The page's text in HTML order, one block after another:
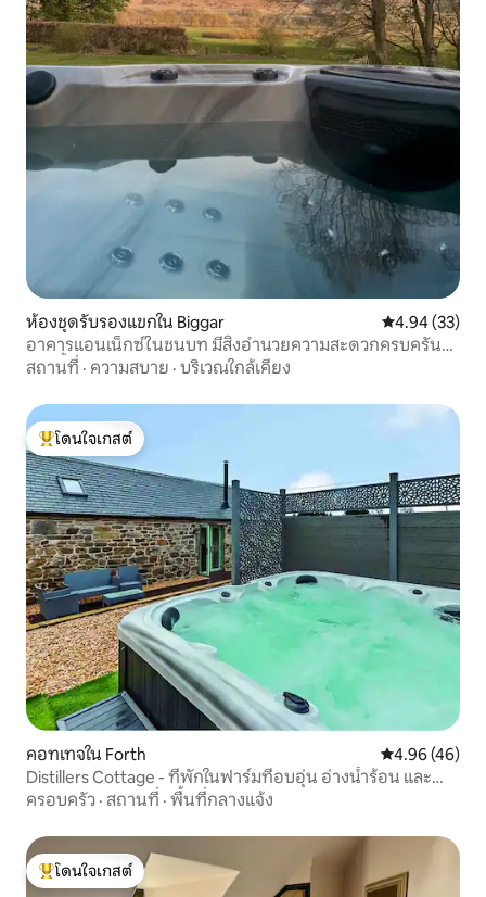
ห้องชุดรับรองแขกใน Biggar คะแนนเฉลี่ย
4.94 (33)
อาคารแอนเน็กซ์ในชนบท มีสิ่งอำนวยความสะดวกครบครัน
อ่างน้ำร้อน และวิว
สถานที่ · ความสบาย · บริเวณใกล้เคียง
โดนใจเกสต์ที่สุด
โดนใจเกสต์
คอทเทจใน Forth คะแนนเฉลี่ย
4.96 (46)
Distillers Cottage - ที่พักในฟาร์มที่อบอุ่น อ่างน้ำร้อน และ
บาร์บีคิว
ครอบครัว · สถานที่ · พื้นที่กลางแจ้ง
โดนใจเกสต์ที่สุด
โดนใจเกสต์